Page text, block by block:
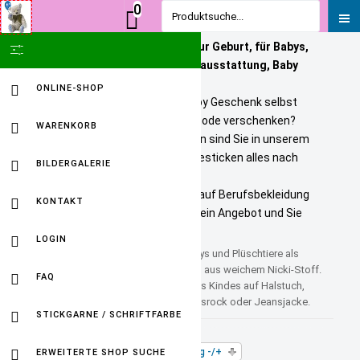
Personalisierte Geschenke zur Geburt, für Babys,
Kinder und Erwachsene. Babyausstattung, Baby
Onlineshop
Sie wollen ein bezahlbares Baby Geschenk selbst
personalisieren? Tolle Kindermode verschenken?
Unikate selbst gestalten? Dann sind Sie in unserem
Baby Online Shop richtig. Wir besticken alles nach
Selbst gestickte Firmenlogos auf Berufsbekleidung
sind kein Problem. Fordern Sie ein Angebot und Sie
0
ONLINE-SHOP
WARENKORB
BILDERGALERIE
KONTAKT
LOGIN
FAQ
STICKGARNE / SCHRIFTFARBE
ERWEITERTE SHOP SUCHE
Kuscheltier mit Namen, Die Teddys und Plüschtiere als
kuschlige Begleiter. Sie bestehen aus weichem Nicki-Stoff.
Personalisiert mit dem Namen des Kindes auf Halstuch,
Schal, Kragen mit Krawatte, Jeansrock oder Jeansjacke.
Sortierte Produktbezeichnung -/+